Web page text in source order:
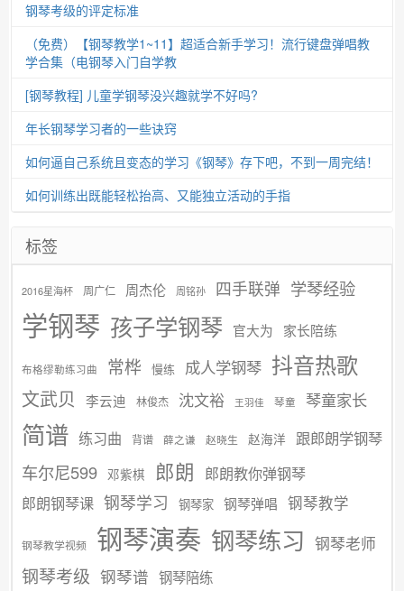
钢琴考级的评定标准
（免费）【钢琴教学1~11】超适合新手学习！流行键盘弹唱教
学合集（电钢琴入门自学教
[钢琴教程] 儿童学钢琴没兴趣就学不好吗?
年长钢琴学习者的一些诀窍
如何逼自己系统且变态的学习《钢琴》存下吧，不到一周完结！
如何训练出既能轻松抬高、又能独立活动的手指
标签
2016星海杯 周广仁 周杰伦 周铭孙 四手联弹 学琴经验
学钢琴 孩子学钢琴 官大为 家长陪练
布格缪勒练习曲 常桦 慢练 成人学钢琴 抖音热歌
文武贝 李云迪 林俊杰 沈文裕 王羽佳 琴童 琴童家长
简谱 练习曲 背谱 薛之谦 赵晓生 赵海洋 跟郎朗学钢琴
车尔尼599 邓紫棋 郎朗 郎朗教你弹钢琴
郎朗钢琴课 钢琴学习 钢琴家 钢琴弹唱 钢琴教学
钢琴教学视频 钢琴演奏 钢琴练习 钢琴老师
钢琴考级 钢琴谱 钢琴陪练